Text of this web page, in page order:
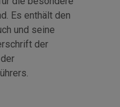
Es enthält den
und seine
der